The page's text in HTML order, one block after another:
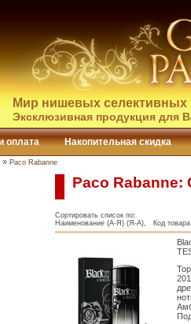
Мир нишевых селективных
Эксклюзивная продукция для
оплата Накопительная скидка
» Paco Rabanne
Paco Rabanne:
Сортировать список по:
Наименование (А-Я) (Я-А), Код